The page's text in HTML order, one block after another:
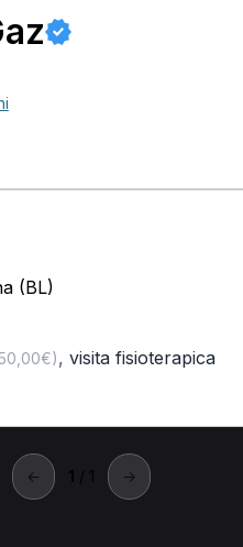
(BL)
, visita fisioterapica
← 1 / 1 →